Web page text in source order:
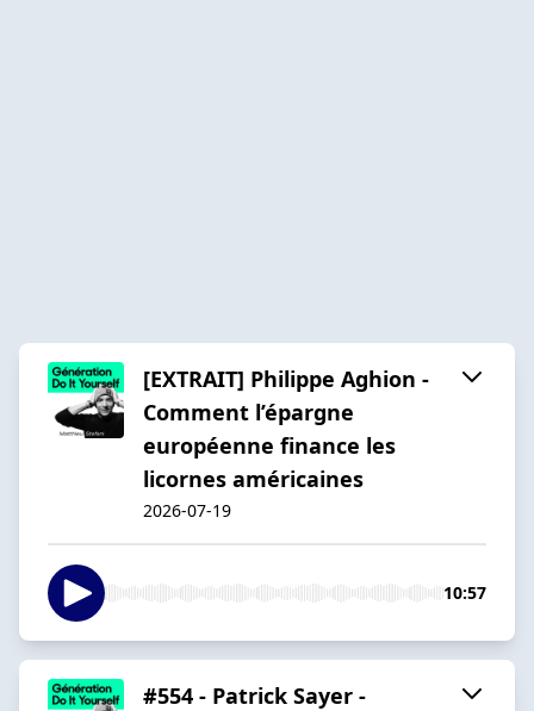
[EXTRAIT] Philippe Aghion -
Comment l’épargne
européenne finance les
licornes américaines
2026-07-19
10:57
#554 - Patrick Sayer -